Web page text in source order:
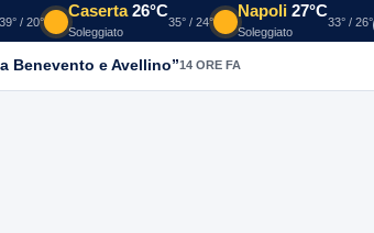
39° / 20°
Caserta 26°C
Soleggiato
35° / 24°
Napoli 27°C
Soleggiato
33° / 26°
Benevento e Avellino”14 ORE FA